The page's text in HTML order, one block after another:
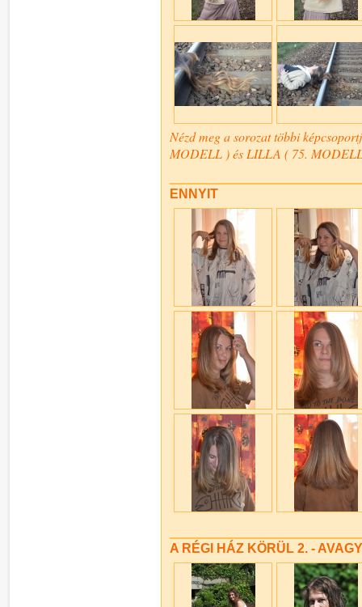
Nézd meg a sorozat többi
MODELL ) és LILLA ( 75.
ENNYIT
A RÉGI HÁZ KÖRÜL 2. -